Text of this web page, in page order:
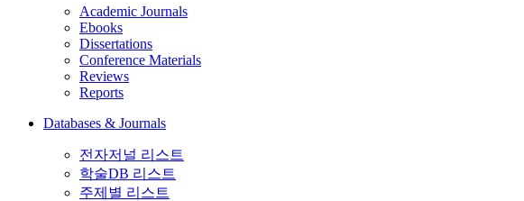
Academic Journals
Ebooks
Dissertations
Conference Materials
Reviews
Reports
Databases & Journals
전자저널 리스트
학술DB 리스트
주제별 리스트